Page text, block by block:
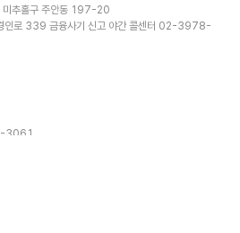
미추홀구 주안동 197-20
인로 339 금융사기 신고 야간 콜센터 02-3978-
3061